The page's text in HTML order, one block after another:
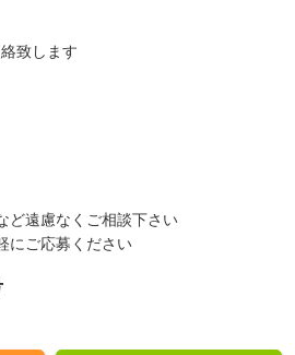
致します
ど遠慮なくご相談下さい
にご応募ください